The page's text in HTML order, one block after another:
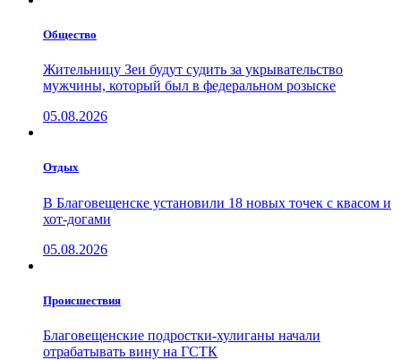
Общество
Жительницу Зеи будут судить за укрывательство
мужчины, который был в федеральном розыске
05.08.2026
Отдых
В Благовещенске установили 18 новых точек с квасом и
хот-догами
05.08.2026
Проиcшествия
Благовещенские подростки-хулиганы начали
отрабатывать вину на ГСТК